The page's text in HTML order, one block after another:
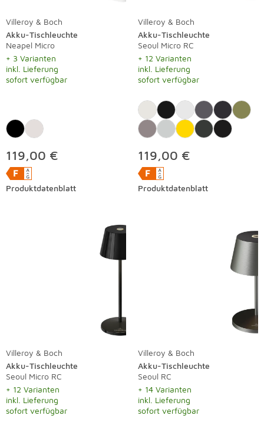
Villeroy & Boch
Akku-Tischleuchte
Neapel Micro
+ 3 Varianten
inkl. Lieferung
sofort verfügbar
119,00 €
Produktdatenblatt
Villeroy & Boch
Akku-Tischleuchte
Seoul Micro RC
+ 12 Varianten
inkl. Lieferung
sofort verfügbar
119,00 €
Produktdatenblatt
Villeroy & Boch
Akku-Tischleuchte
Seoul Micro RC
+ 12 Varianten
inkl. Lieferung
sofort verfügbar
Villeroy & Boch
Akku-Tischleuchte
Seoul RC
+ 14 Varianten
inkl. Lieferung
sofort verfügbar